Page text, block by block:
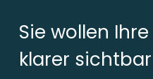
Sie wollen
klarer